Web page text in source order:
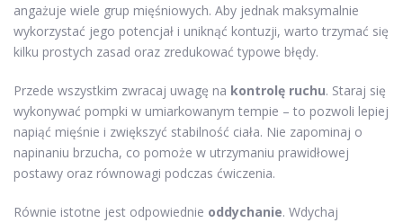
angażuje wiele grup mięśniowych. Aby jednak maksymalnie
wykorzystać jego potencjał i uniknąć kontuzji, warto trzymać się
kilku prostych zasad oraz zredukować typowe błędy.
Przede wszystkim zwracaj uwagę na kontrolę ruchu. Staraj się
wykonywać pompki w umiarkowanym tempie – to pozwoli lepiej
napiąć mięśnie i zwiększyć stabilność ciała. Nie zapominaj o
napinaniu brzucha, co pomoże w utrzymaniu prawidłowej
postawy oraz równowagi podczas ćwiczenia.
Równie istotne jest odpowiednie oddychanie. Wdychaj